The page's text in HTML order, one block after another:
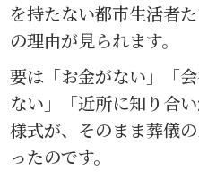
を持たない都市生活者
の理由が見られます。
要は「お金がない」「
ない」「近所に知り合
様式が、そのまま葬儀
ったのです。